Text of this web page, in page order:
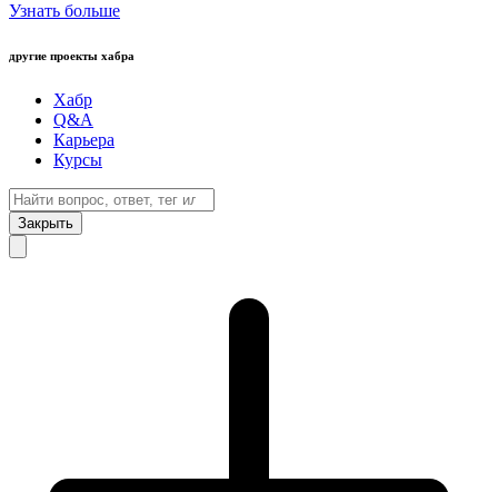
Узнать больше
другие проекты хабра
Хабр
Q&A
Карьера
Курсы
Закрыть